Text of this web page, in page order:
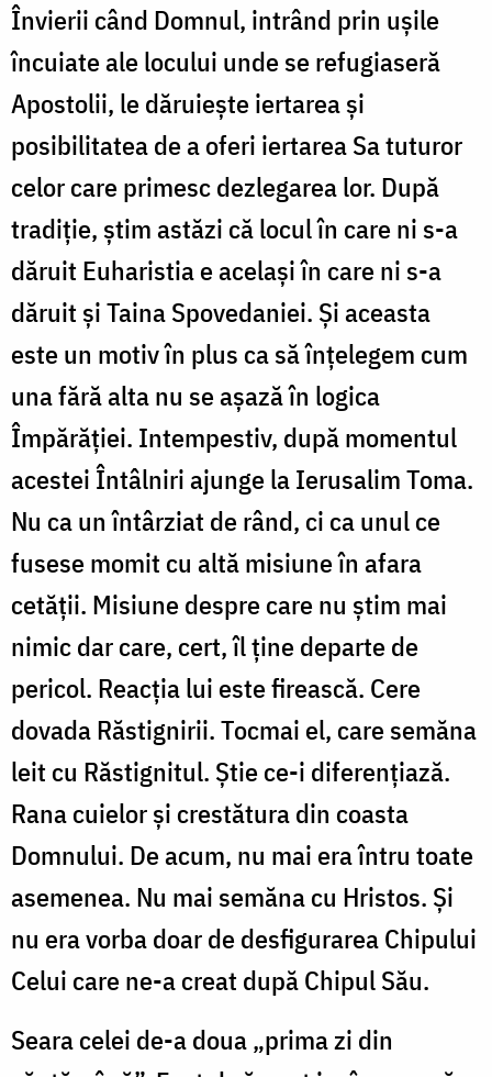
Învierii când Domnul, intrând prin ușile
încuiate ale locului unde se refugiaseră
Apostolii, le dăruiește iertarea și
posibilitatea de a oferi iertarea Sa tuturor
celor care primesc dezlegarea lor. După
tradiție, știm astăzi că locul în care ni s-a
dăruit Euharistia e același în care ni s-a
dăruit și Taina Spovedaniei. Și aceasta
este un motiv în plus ca să înțelegem cum
una fără alta nu se așază în logica
Împărăției. Intempestiv, după momentul
acestei Întâlniri ajunge la Ierusalim Toma.
Nu ca un întârziat de rând, ci ca unul ce
fusese momit cu altă misiune în afara
cetății. Misiune despre care nu știm mai
nimic dar care, cert, îl ține departe de
pericol. Reacția lui este firească. Cere
dovada Răstignirii. Tocmai el, care semăna
leit cu Răstignitul. Știe ce-i diferențiază.
Rana cuielor și crestătura din coasta
Domnului. De acum, nu mai era întru toate
asemenea. Nu mai semăna cu Hristos. Și
nu era vorba doar de desfigurarea Chipului
Celui care ne-a creat după Chipul Său.
Seara celei de-a doua „prima zi din